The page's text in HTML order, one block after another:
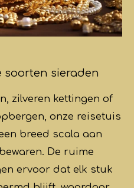
soorten sieraden
zilveren kettingen of
onze reisetuis
breed scala aan
De ruime
ervoor dat elk stuk